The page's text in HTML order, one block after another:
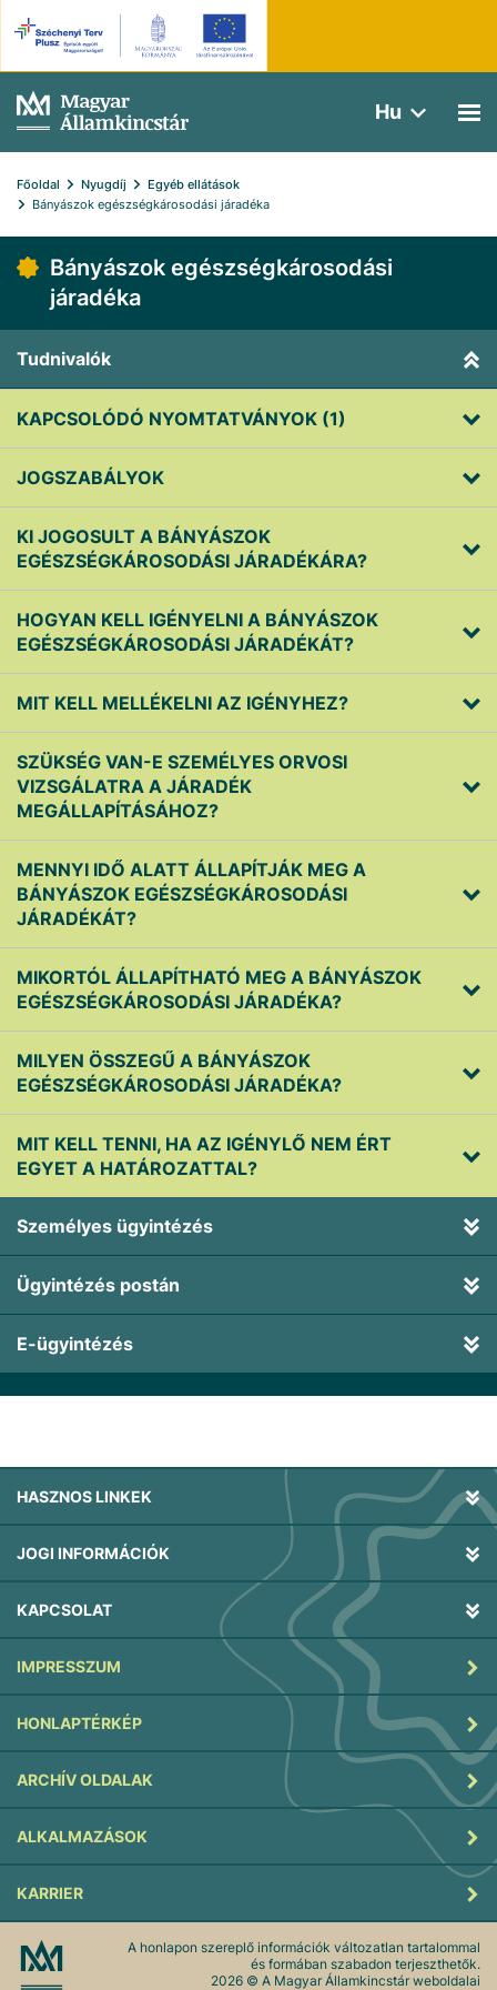
Hu
Főoldal Nyugdíj
Egyéb ellátások
Bányászok egészségkárosodási járadéka
Bányászok egészségkárosodási
járadéka
Tudnivalók
KAPCSOLÓDÓ NYOMTATVÁNYOK (1)
JOGSZABÁLYOK
KI JOGOSULT A BÁNYÁSZOK
EGÉSZSÉGKÁROSODÁSI JÁRADÉKÁRA?
HOGYAN KELL IGÉNYELNI A BÁNYÁSZOK
EGÉSZSÉGKÁROSODÁSI JÁRADÉKÁT?
MIT KELL MELLÉKELNI AZ IGÉNYHEZ?
SZÜKSÉG VAN-E SZEMÉLYES ORVOSI
VIZSGÁLATRA A JÁRADÉK
MEGÁLLAPÍTÁSÁHOZ?
MENNYI IDŐ ALATT ÁLLAPÍTJÁK MEG A
BÁNYÁSZOK EGÉSZSÉGKÁROSODÁSI
JÁRADÉKÁT?
MIKORTÓL ÁLLAPÍTHATÓ MEG A BÁNYÁSZOK
EGÉSZSÉGKÁROSODÁSI JÁRADÉKA?
MILYEN ÖSSZEGŰ A BÁNYÁSZOK
EGÉSZSÉGKÁROSODÁSI JÁRADÉKA?
MIT KELL TENNI, HA AZ IGÉNYLŐ NEM ÉRT
EGYET A HATÁROZATTAL?
Személyes ügyintézés
Ügyintézés postán
E-ügyintézés
HASZNOS LINKEK
JOGI INFORMÁCIÓK
KAPCSOLAT
IMPRESSZUM
HONLAPTÉRKÉP
ARCHÍV OLDALAK
ALKALMAZÁSOK
KARRIER
A honlapon szereplő információk változatlan tartalommal
és formában szabadon terjeszthetők.
2026 © A Magyar Államkincstár weboldalai